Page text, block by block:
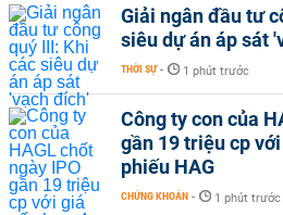
Giải ngân đầu tư
siêu dự án áp sát
THỜI SỰ - 1 phút trước
Công ty con của
gần 19 triệu cp
phiếu HAG
CHỨNG KHOÁN - 1 phút trước